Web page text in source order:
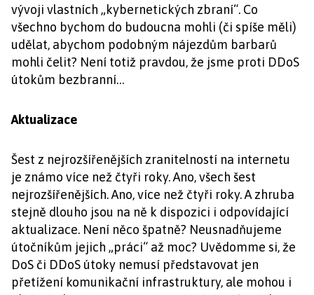
vývoji vlastních „kybernetických zbraní“. Co
všechno bychom do budoucna mohli (či spíše měli)
udělat, abychom podobným nájezdům barbarů
mohli čelit? Není totiž pravdou, že jsme proti DDoS
útokům bezbranní…
Aktualizace
Šest z nejrozšířenějších zranitelností na internetu
je známo více než čtyři roky. Ano, všech šest
nejrozšířenějších. Ano, více než čtyři roky. A zhruba
stejně dlouho jsou na ně k dispozici i odpovídající
aktualizace. Není něco špatně? Neusnadňujeme
útočníkům jejich „práci“ až moc? Uvědomme si, že
DoS či DDoS útoky nemusí představovat jen
přetížení komunikační infrastruktury, ale mohou i